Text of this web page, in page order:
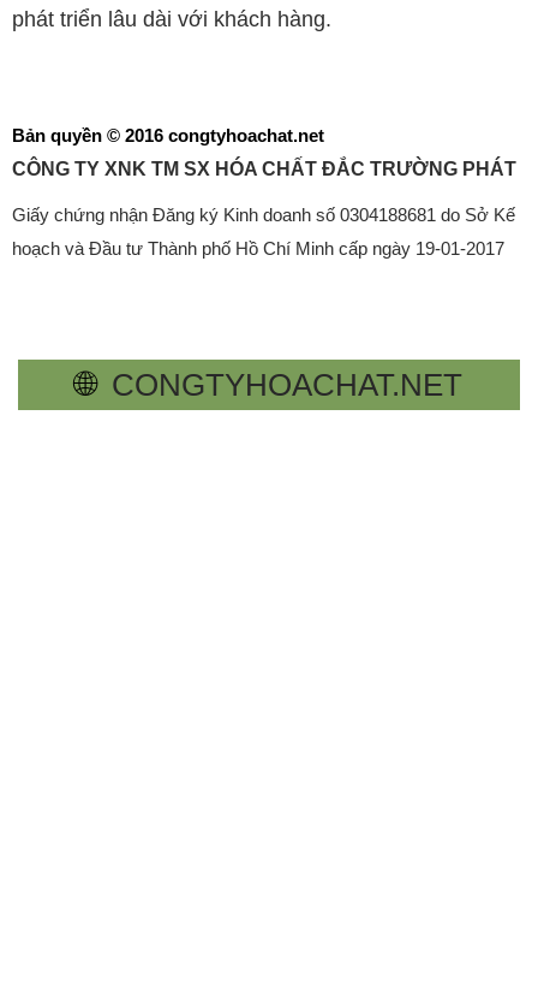
phát triển lâu dài với khách hàng.
Bản quyền © 2016 congtyhoachat.net
CÔNG TY XNK TM SX HÓA CHẤT ĐẮC TRƯỜNG PHÁT
Giấy chứng nhận Đăng ký Kinh doanh số 0304188681 do Sở Kế
hoạch và Đầu tư Thành phố Hồ Chí Minh cấp ngày 19-01-2017
🌐 CONGTYHOACHAT.NET